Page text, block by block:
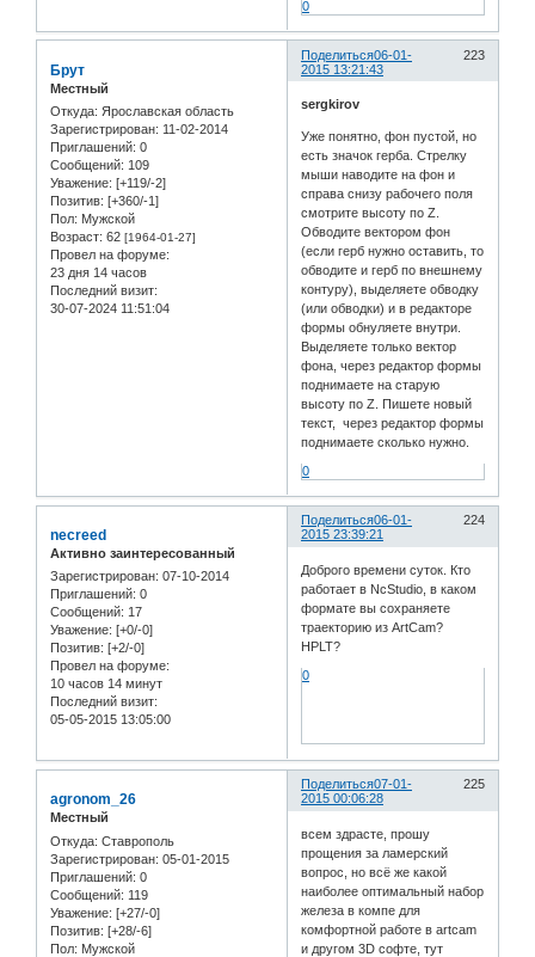
0
Поделиться 223
06-01-
2015 13:21:43
Брут
Местный
Откуда: Ярославская область
Зарегистрирован: 11-02-2014
Приглашений: 0
Сообщений: 109
Уважение: [+119/-2]
Позитив: [+360/-1]
Пол: Мужской
Возраст: 62 [1964-01-27]
Провел на форуме:
23 дня 14 часов
Последний визит:
30-07-2024 11:51:04
sergkirov
Уже понятно, фон пустой, но
есть значок герба. Стрелку
мыши наводите на фон и
справа снизу рабочего поля
смотрите высоту по Z.
Обводите вектором фон
(если герб нужно оставить, то
обводите и герб по внешнему
контуру), выделяете обводку
(или обводки) и в редакторе
формы обнуляете внутри.
Выделяете только вектор
фона, через редактор формы
поднимаете на старую
высоту по Z. Пишете новый
текст, через редактор формы
поднимаете сколько нужно.
0
Поделиться 224
06-01-
2015 23:39:21
necreed
Активно заинтересованный
Зарегистрирован: 07-10-2014
Приглашений: 0
Сообщений: 17
Уважение: [+0/-0]
Позитив: [+2/-0]
Провел на форуме:
10 часов 14 минут
Последний визит:
05-05-2015 13:05:00
Доброго времени суток. Кто
работает в NcStudio, в каком
формате вы сохраняете
траекторию из ArtCam?
HPLT?
0
Поделиться 225
07-01-
2015 00:06:28
agronom_26
Местный
Откуда: Ставрополь
Зарегистрирован: 05-01-2015
Приглашений: 0
Сообщений: 119
Уважение: [+27/-0]
Позитив: [+28/-6]
Пол: Мужской
всем здрасте, прошу
прощения за ламерский
вопрос, но всё же какой
наиболее оптимальный набор
железа в компе для
комфортной работе в artcam
и другом 3D софте, тут